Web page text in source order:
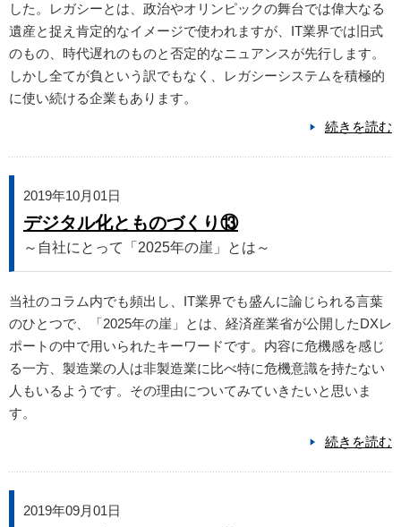
した。レガシーとは、政治やオリンピックの舞台では偉大なる
遺産と捉え肯定的なイメージで使われますが、IT業界では旧式
のもの、時代遅れのものと否定的なニュアンスが先行します。
しかし全てが負という訳でもなく、レガシーシステムを積極的
に使い続ける企業もあります。
続きを読む
2019年10月01日
デジタル化とものづくり⑬
～自社にとって「2025年の崖」とは～
当社のコラム内でも頻出し、IT業界でも盛んに論じられる言葉
のひとつで、「2025年の崖」とは、経済産業省が公開したDXレ
ポートの中で用いられたキーワードです。内容に危機感を感じ
る一方、製造業の人は非製造業に比べ特に危機意識を持たない
人もいるようです。その理由についてみていきたいと思いま
す。
続きを読む
2019年09月01日